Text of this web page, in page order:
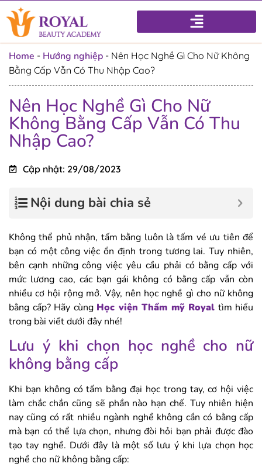
Home - Hướng nghiệp - Nên Học Nghề Gì Cho Nữ Không
Bằng Cấp Vẫn Có Thu Nhập Cao?
Nên Học Nghề Gì Cho Nữ
Không Bằng Cấp Vẫn Có Thu
Nhập Cao?
Cập nhật: 29/08/2023
Nội dung bài chia sẻ
Không thể phủ nhận, tấm bằng luôn là tấm vé ưu tiên để
bạn có một công việc ổn định trong tương lai. Tuy nhiên,
bên cạnh những công việc yêu cầu phải có bằng cấp với
mức lương cao, các bạn gái không có bằng cấp vẫn còn
nhiều cơ hội rộng mở. Vậy, nên học nghề gì cho nữ không
bằng cấp? Hãy cùng Học viện Thẩm mỹ Royal tìm hiểu
trong bài viết dưới đây nhé!
Lưu ý khi chọn học nghề cho nữ
không bằng cấp
Khi bạn không có tấm bằng đại học trong tay, cơ hội việc
làm chắc chắn cũng sẽ phần nào hạn chế. Tuy nhiên hiện
nay cũng có rất nhiều ngành nghề không cần có bằng cấp
mà bạn có thể lựa chọn, nhưng đòi hỏi bạn phải được đào
tạo tay nghề. Dưới đây là một số lưu ý khi lựa chọn học
nghề cho nữ không bằng cấp: